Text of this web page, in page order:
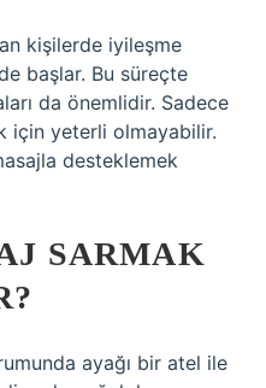
kişilerde iyileşme
başlar. Bu süreçte
da önemlidir. Sadece
için yeterli olmayabilir.
desteklemek
SARMAK
ayağı bir atel ile